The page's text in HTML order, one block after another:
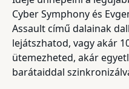
Cyber Symphony és
Assault című dalainak
lejátszhatod, vagy akár
ütemezheted, akár
barátaiddal